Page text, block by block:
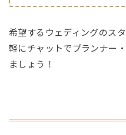
希望するウェディングのス
軽にチャットでプランナー
ましょう！